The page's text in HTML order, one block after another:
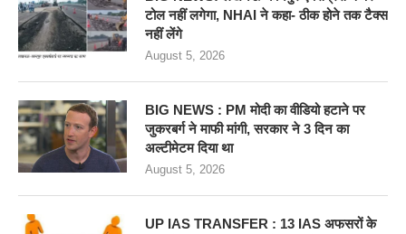
टोल नहीं लगेगा, NHAI ने कहा- ठीक होने तक टैक्स
नहीं लेंगे
August 5, 2026
BIG NEWS : PM मोदी का वीडियो हटाने पर
जुकरबर्ग ने माफी मांगी, सरकार ने 3 दिन का
अल्टीमेटम दिया था
August 5, 2026
UP IAS TRANSFER : 13 IAS अफसरों के